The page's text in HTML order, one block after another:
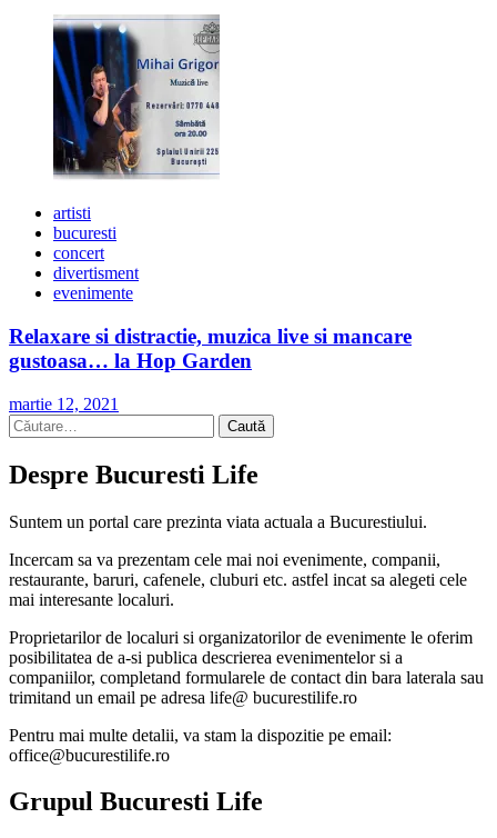
artisti
bucuresti
concert
divertisment
evenimente
Relaxare si distractie, muzica live si mancare
gustoasa… la Hop Garden
martie 12, 2021
Caută
după:
Despre Bucuresti Life
Suntem un portal care prezinta viata actuala a Bucurestiului.
Incercam sa va prezentam cele mai noi evenimente, companii,
restaurante, baruri, cafenele, cluburi etc. astfel incat sa alegeti cele
mai interesante localuri.
Proprietarilor de localuri si organizatorilor de evenimente le oferim
posibilitatea de a-si publica descrierea evenimentelor si a
companiilor, completand formularele de contact din bara laterala sau
trimitand un email pe adresa life@ bucurestilife.ro
Pentru mai multe detalii, va stam la dispozitie pe email:
office@bucurestilife.ro
Grupul Bucuresti Life